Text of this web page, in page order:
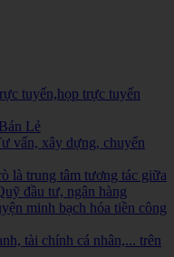
tuyến,họp trực tuyến
Lẻ
vấn, xây dựng, chuyển
là trung tâm tương tác giữa
đầu tư, ngân hàng
minh bạch hóa tiền công
tài chính cá nhân,... trên